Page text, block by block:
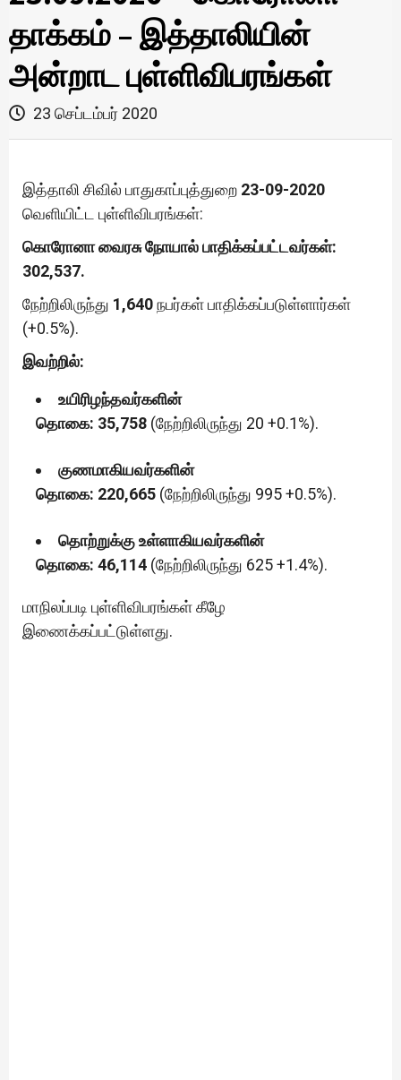
தாக்கம் – இத்தாலியின்
அன்றாட புள்ளிவிபரங்கள்
23 செப்டம்பர் 2020
இத்தாலி சிவில் பாதுகாப்புத்துறை 23-09-2020
வெளியிட்ட புள்ளிவிபரங்கள்:
கொரோனா வைரசு நோயால் பாதிக்கப்பட்டவர்கள்:
302,537.
நேற்றிலிருந்து 1,640நபர்கள் பாதிக்கப்படுள்ளார்கள்
(+0.5%).
இவற்றில்:
உயிரிழந்தவர்களின்
தொகை: 35,758 (நேற்றிலிருந்து 20 +0.1%).
குணமாகியவர்களின்
தொகை: 220,665 (நேற்றிலிருந்து 995 +0.5%).
தொற்றுக்கு உள்ளாகியவர்களின்
தொகை: 46,114 (நேற்றிலிருந்து 625 +1.4%).
மாநிலப்படி புள்ளிவிபரங்கள் கீழே
இணைக்கப்பட்டுள்ளது.